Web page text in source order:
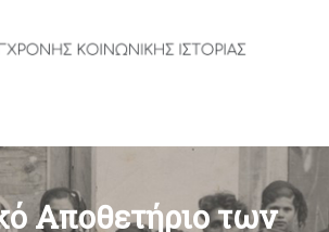
Αποθετήριο των